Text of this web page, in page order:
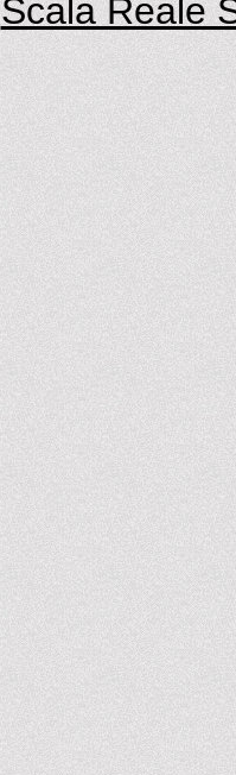
Scala Reale